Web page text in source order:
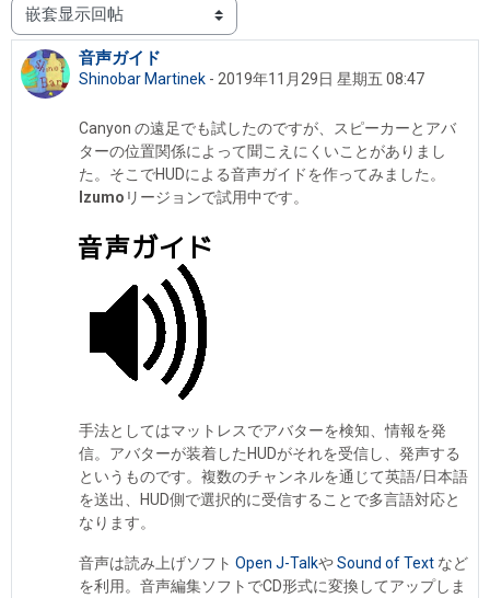
显示模式
音声ガイド
Shinobar Martinek - 2019年11月29日 星期五 08:47
回帖数：3
Canyon の遠足でも試したのですが、スピーカーとアバ
ターの位置関係によって聞こえにくいことがありまし
た。そこでHUDによる音声ガイドを作ってみました。
Izumo リージョンで試用中です。
手法としてはマットレスでアバターを検知、情報を発
信。アバターが装着したHUDがそれを受信し、発声する
というものです。複数のチャンネルを通じて英語/日本語
を送出、HUD側で選択的に受信することで多言語対応と
なります。
音声は読み上げソフト Open J-TalkやSound of Text など
を利用。音声編集ソフトでCD形式に変換してアップしま